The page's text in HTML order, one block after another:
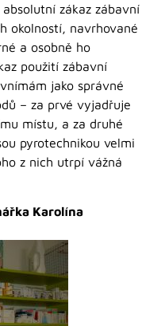
zákaz zábavní
okolností, navrhované
a osobně ho
použití zábavní
jako správné
– za prvé vyjadřuje
místu, a za druhé
pyrotechnikou velmi
z nich utrpí vážná
Karolína